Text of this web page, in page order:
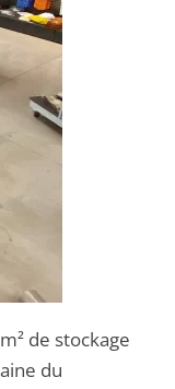
de stockage
du